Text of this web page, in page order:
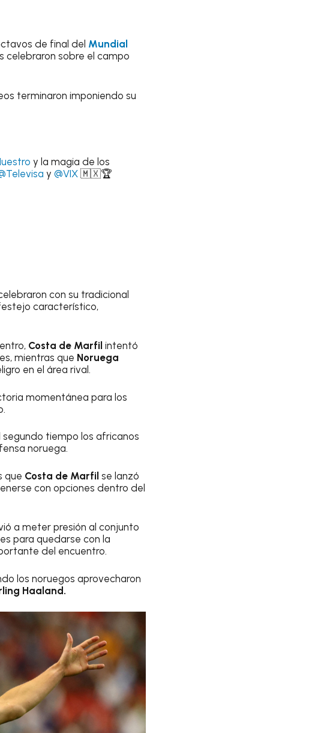
de final del Mundial
celebraron sobre el campo
terminaron imponiendo su
y la magia de los
y @VIX🇲🇽🏆
con su tradicional
característico,
Costa de Marfil intentó
mientras que Noruega
en el área rival.
momentánea para los
tiempo los africanos
noruega.
que Costa de Marfil se lanzó
con opciones dentro del
a meter presión al conjunto
para quedarse con la
del encuentro.
los noruegos aprovecharon
Haaland.